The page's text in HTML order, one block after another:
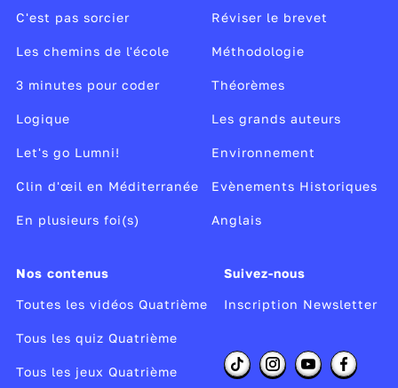
C'est pas sorcier
Les chemins de l'école
3 minutes pour coder
Logique
Let's go Lumni!
Clin d'œil en Méditerranée
En plusieurs foi(s)
Réviser le brevet
Méthodologie
Théorèmes
Les grands auteurs
Environnement
Evènements Historiques
Anglais
Nos contenus
Toutes les vidéos Quatrième
Tous les quiz Quatrième
Tous les jeux Quatrième
Suivez-nous
Inscription Newsletter